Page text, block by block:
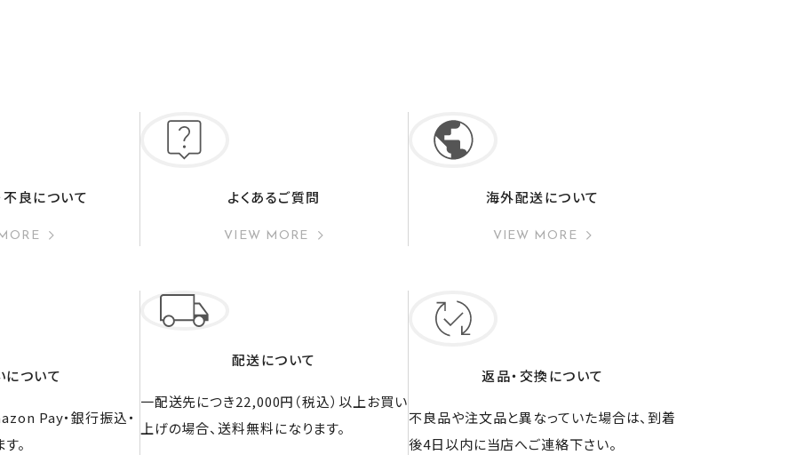
良について よくあるご質問
VIEW MORE
海外配送について
VIEW MORE
について
Pay・銀行振込・
。
配送について
一配送先につき22,000円（税込）以上お買い
上げの場合、送料無料になります。
返品・交換について
不良品や注文品と異なっていた場合は、到着
後4日以内に当店へご連絡下さい。